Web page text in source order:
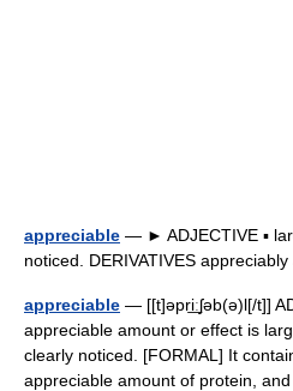
appreciable — ► ADJECTIVE ▪
noticed. DERIVATIVES
appreciable — [[t]əpri͟ːʃəb(ə)l[/t]]
appreciable amount or effect is
clearly noticed. [FORMAL] It
appreciable amount of protein,